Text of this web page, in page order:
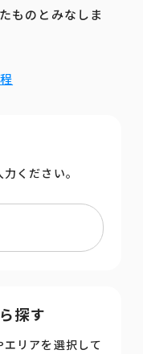
ものとみなしま
ください。
探す
リアを選択して